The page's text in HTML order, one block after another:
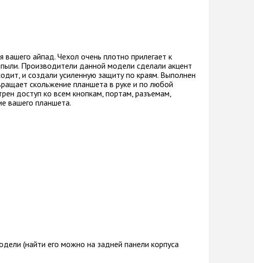
айпад. Чехол очень плотно прилегает к
Производители данной модели сделали акцент
и создали усиленную защиту по краям. Выполнен
скольжение планшета в руке и по любой
доступ ко всем кнопкам, портам, разъемам,
вашего планшета.
(найти его можно на задней панели корпуса